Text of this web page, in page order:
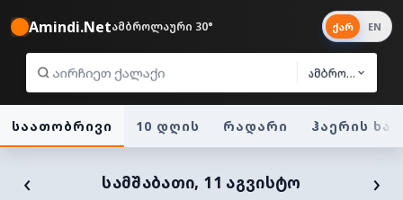
Amindi.Netამბროლაური 30°
ამბროლაური
ქარ EN
საათობრივი 10 დღის რადარი ჰაერის
‹ ᲡᲐᲛᲨᲐᲑᲐᲗᲘ, 11 ᲐᲒᲕᲘᲡᲢᲝ ›